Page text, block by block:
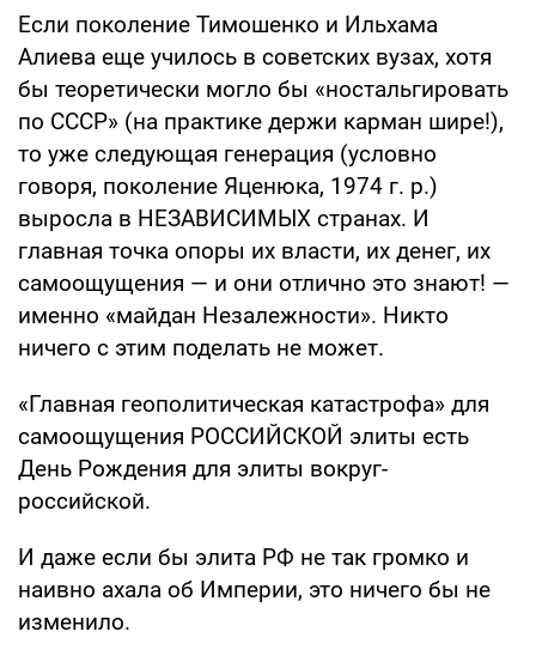
Если поколение Тимошенко и Ильхама
Алиева еще училось в советских вузах, хотя
бы теоретически могло бы «ностальгировать
по СССР» (на практике держи карман шире!),
то уже следующая генерация (условно
говоря, поколение Яценюка, 1974 г. р.)
выросла в НЕЗАВИСИМЫХ странах. И
главная точка опоры их власти, их денег, их
самоощущения — и они отлично это знают! —
именно «майдан Незалежности». Никто
ничего с этим поделать не может.
«Главная геополитическая катастрофа» для
самоощущения РОССИЙСКОЙ элиты есть
День Рождения для элиты вокруг-
российской.
И даже если бы элита РФ не так громко и
наивно ахала об Империи, это ничего бы не
изменило.